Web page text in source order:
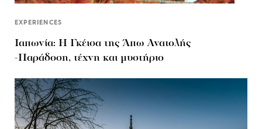
EXPERIENCES
Ιαπωνία: Η Γκέισα της Άπω Ανατολής
-Παράδοση, τέχνη και μυστήριο